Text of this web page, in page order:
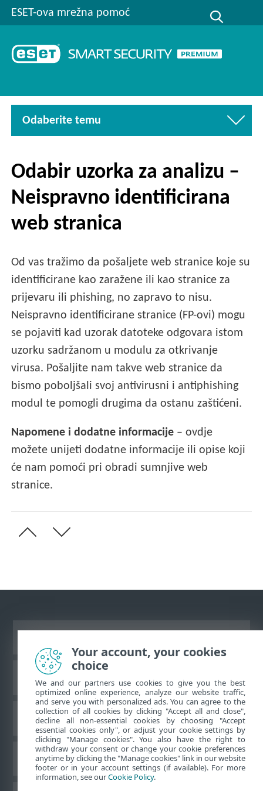
ESET-ova mrežna pomoć
Odaberite temu
Odabir uzorka za analizu –
Neispravno identificirana
web stranica
Od vas tražimo da pošaljete web stranice koje su
identificirane kao zaražene ili kao stranice za
prijevaru ili phishing, no zapravo to nisu.
Neispravno identificirane stranice (FP-ovi) mogu
se pojaviti kad uzorak datoteke odgovara istom
uzorku sadržanom u modulu za otkrivanje
virusa. Pošaljite nam takve web stranice da
bismo poboljšali svoj antivirusni i antiphishing
modul te pomogli drugima da ostanu zaštićeni.
Napomene i dodatne informacije – ovdje
možete unijeti dodatne informacije ili opise koji
će nam pomoći pri obradi sumnjive web
stranice.
ESET-ova baza znanja
ESET-ov forum
Regionalna podrška
Your account, your cookies
choice
We and our partners use cookies to give you the best
optimized online experience, analyze our website traffic,
and serve you with personalized ads. You can agree to the
collection of all cookies by clicking "Accept all and close",
decline all non-essential cookies by choosing "Accept
essential cookies only", or adjust your cookie settings by
clicking "Manage cookies". You also have the right to
withdraw your consent or change your cookie preferences
anytime by clicking the "Manage cookies" link in our website
footer or in your account settings (if available). For more
information, see ourCookie Policy.